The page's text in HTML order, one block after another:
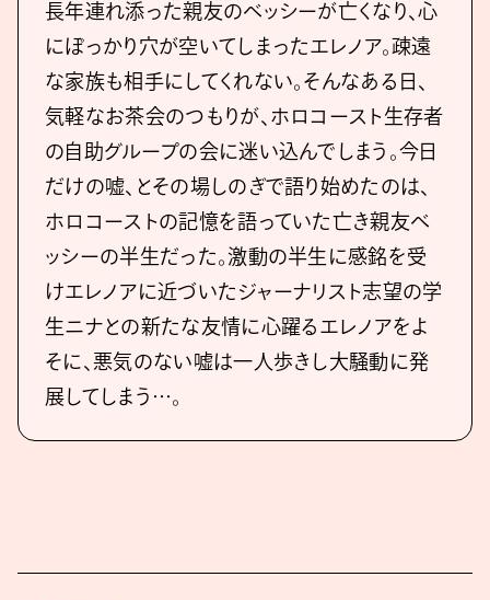
長年連れ添った親友のベッシーが亡くなり、心
にぽっかり穴が空いてしまったエレノア。疎遠
な家族も相手にしてくれない。そんなある日、
気軽なお茶会のつもりが、ホロコースト生存者
の自助グループの会に迷い込んでしまう。今日
だけの嘘、とその場しのぎで語り始めたのは、
ホロコーストの記憶を語っていた亡き親友ベ
ッシーの半生だった。激動の半生に感銘を受
けエレノアに近づいたジャーナリスト志望の学
生ニナとの新たな友情に心躍るエレノアをよ
そに、悪気のない嘘は一人歩きし大騒動に発
展してしまう…。